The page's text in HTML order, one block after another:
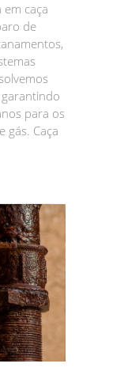
em caça
de
para os
gás. Caça